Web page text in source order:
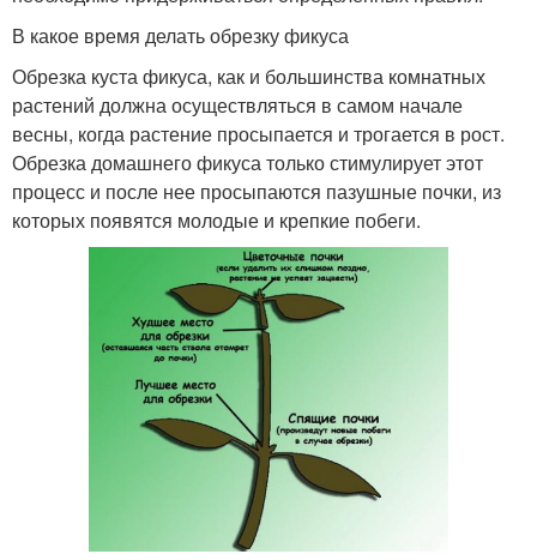
В какое время делать обрезку фикуса
Обрезка куста фикуса, как и большинства комнатных
растений должна осуществляться в самом начале
весны, когда растение просыпается и трогается в рост.
Обрезка домашнего фикуса только стимулирует этот
процесс и после нее просыпаются пазушные почки, из
которых появятся молодые и крепкие побеги.